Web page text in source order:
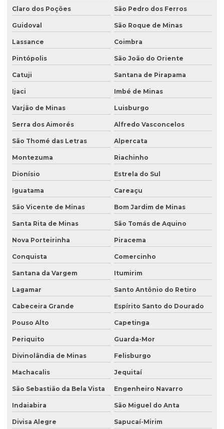
Claro dos Poções São Pedro dos Ferros
Guidoval São Roque de Minas
Lassance Coimbra
Pintópolis São João do Oriente
Catuji Santana de Pirapama
Ijaci Imbé de Minas
Varjão de Minas Luisburgo
Serra dos Aimorés Alfredo Vasconcelos
São Thomé das Letras Alpercata
Montezuma Riachinho
Dionísio Estrela do Sul
Iguatama Careaçu
São Vicente de Minas Bom Jardim de Minas
Santa Rita de Minas São Tomás de Aquino
Nova Porteirinha Piracema
Conquista Comercinho
Santana da Vargem Itumirim
Lagamar Santo Antônio do Retiro
Cabeceira Grande Espírito Santo do Dourado
Pouso Alto Capetinga
Periquito Guarda-Mor
Divinolândia de Minas Felisburgo
Machacalis Jequitaí
São Sebastião da Bela Vista Engenheiro Navarro
Indaiabira São Miguel do Anta
Divisa Alegre Sapucaí-Mirim